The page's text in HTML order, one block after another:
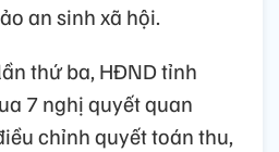
an sinh xã hội.
thứ ba, HĐND tỉnh
7 nghị quyết quan
chỉnh quyết toán thu,